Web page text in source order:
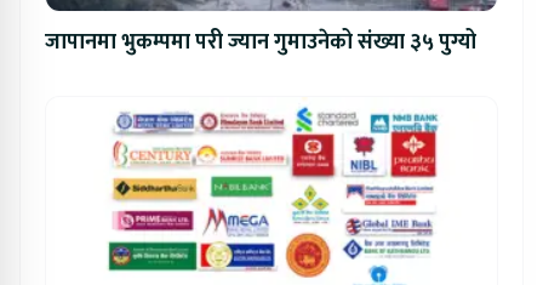
जापानमा भुकम्पमा परी ज्यान गुमाउनेको संख्या ३५ पुग्यो